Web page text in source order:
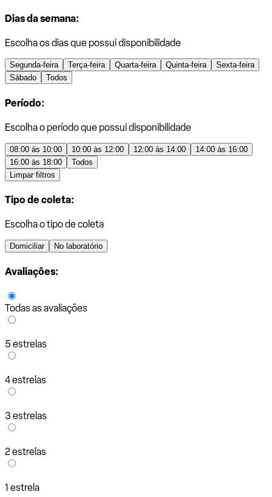
Dias da semana:
Escolha os dias que possui disponibilidade
Segunda-feira Terça-feira Quarta-feira Quinta-feira
Sexta-feira
Sábado
Todos
Período:
Escolha o período que possui disponibilidade
08:00 às 10:00 10:00 às 12:00 12:00 às 14:00
14:00 às 16:00
16:00 às 18:00
Todos
Limpar filtros
Tipo de coleta:
Escolha o tipo de coleta
Domiciliar No laboratório
Avaliações:
Todas as avaliações
5 estrelas
4 estrelas
3 estrelas
2 estrelas
1 estrela